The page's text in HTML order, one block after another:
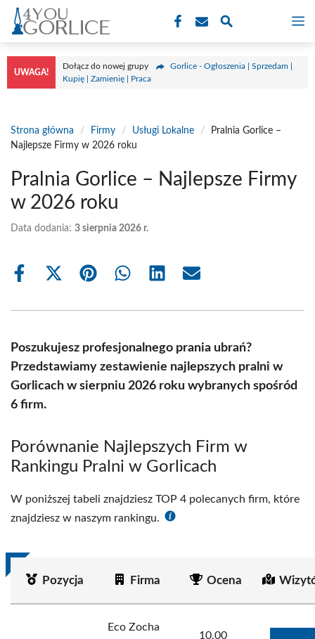
Przejdź
treści
UWAGA!
Dołącz do nowej grupy
Gorlice - Ogłoszenia | Sprzedam |
Kupię | Zamienię | Praca
Strona główna / Firmy / Usługi Lokalne /
Pralnia Gorlice –
Najlepsze Firmy w 2026 roku
Pralnia Gorlice – Najlepsze Firmy
w 2026 roku
Data dodania: 3 sierpnia 2026 r.
Share
Share
(Twitter)
Share Share Share Share
Poszukujesz profesjonalnego prania ubrań?
Przedstawiamy zestawienie najlepszych pralni w
Gorlicach w sierpniu 2026 roku wybranych spośród
6 firm.
Porównanie Najlepszych Firm w
Rankingu Pralni w Gorlicach
W poniższej tabeli znajdziesz TOP 4 polecanych firm, które
znajdziesz w naszym rankingu.
Pozycja Firma Ocena
Eco Zocha
10.00